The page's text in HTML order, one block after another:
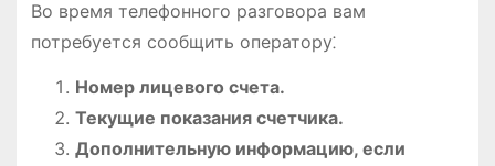
Во время телефонного разговора вам
потребуется сообщить оператору⁚
Номер лицевого счета.
Текущие показания счетчика.
Дополнительную информацию, если